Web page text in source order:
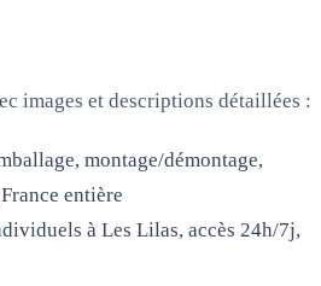
images et descriptions détaillées :
montage/démontage,
entière
à Les Lilas, accès 24h/7j,